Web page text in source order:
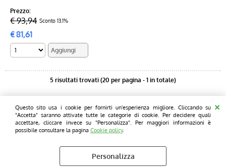
Questo sito usa i cookie per fornirti un'esperienza migliore. Cliccando su
"Accetta" saranno attivate tutte le categorie di cookie. Per decidere quali
accettare, cliccare invece su "Personalizza". Per maggiori informazioni è
possibile consultare la pagina Cookie policy.
Personalizza
Prezzo:
€ 93,94 Sconto 13.1%
€81,61
5 risultati trovati (20 per pagina - 1 in totale)
Pcprice - L' informatica informale - Sede legale e operativa: Blue chip
computers Snc - Via Wildt 5/7 - 20131 - Milano Tel. 02 28001810 Fax 02
28001810 P.I. 12761730154
Cookie policy